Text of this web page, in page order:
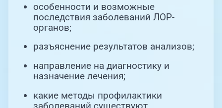
особенности и возможные
последствия заболеваний ЛОР-
органов;
разъяснение результатов анализов;
направление на диагностику и
назначение лечения;
какие методы профилактики